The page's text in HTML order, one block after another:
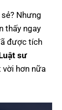
Nhưng
thấy ngay
được tích
sư
hơn nữa